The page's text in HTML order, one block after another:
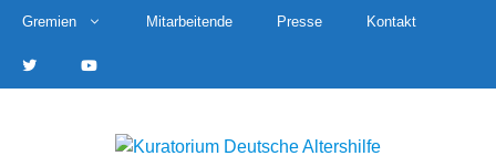
Zum
springen
Gremien Mitarbeitende Presse Kontakt